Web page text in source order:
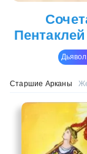
Старшие Арканы